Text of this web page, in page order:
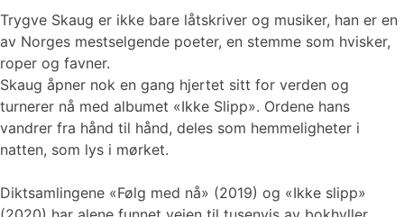
Trygve Skaug er ikke bare låtskriver og musiker, han er en
av Norges mestselgende poeter, en stemme som hvisker,
roper og favner.
Skaug åpner nok en gang hjertet sitt for verden og
turnerer nå med albumet «Ikke Slipp». Ordene hans
vandrer fra hånd til hånd, deles som hemmeligheter i
natten, som lys i mørket.
Diktsamlingene «Følg med nå» (2019) og «Ikke slipp»